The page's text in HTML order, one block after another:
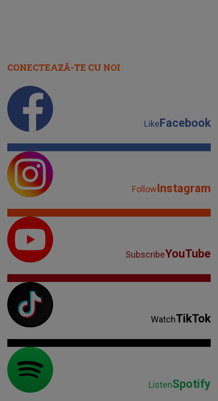
CONECTEAZĂ-TE CU NOI
LikeFacebook
FollowInstagram
SubscribeYouTube
WatchTikTok
ListenSpotify